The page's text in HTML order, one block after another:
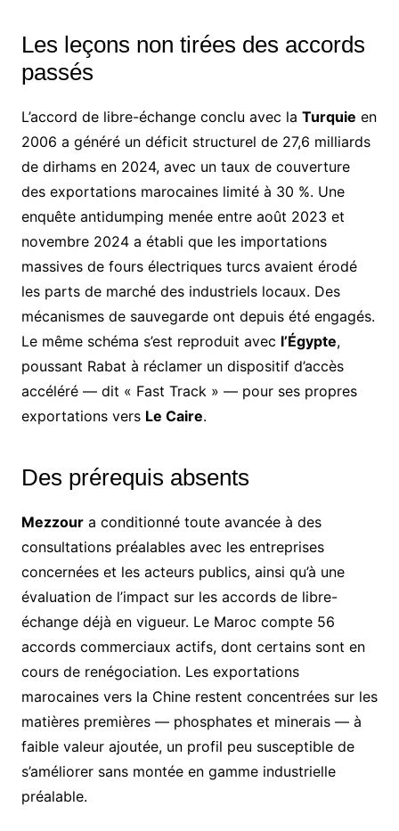
Les leçons non tirées des accords
passés
L’accord de libre-échange conclu avec la Turquie en
2006 a généré un déficit structurel de 27,6 milliards
de dirhams en 2024, avec un taux de couverture
des exportations marocaines limité à 30 %. Une
enquête antidumping menée entre août 2023 et
novembre 2024 a établi que les importations
massives de fours électriques turcs avaient érodé
les parts de marché des industriels locaux. Des
mécanismes de sauvegarde ont depuis été engagés.
Le même schéma s’est reproduit avec l’Égypte,
poussant Rabat à réclamer un dispositif d’accès
accéléré — dit « Fast Track » — pour ses propres
exportations vers Le Caire.
Des prérequis absents
Mezzoura conditionné toute avancée à des
consultations préalables avec les entreprises
concernées et les acteurs publics, ainsi qu’à une
évaluation de l’impact sur les accords de libre-
échange déjà en vigueur. Le Maroc compte 56
accords commerciaux actifs, dont certains sont en
cours de renégociation. Les exportations
marocaines vers la Chine restent concentrées sur les
matières premières — phosphates et minerais — à
faible valeur ajoutée, un profil peu susceptible de
s’améliorer sans montée en gamme industrielle
préalable.